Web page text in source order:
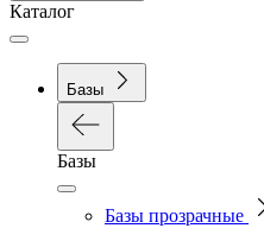
Каталог
Базы
Базы
Базы прозрачные